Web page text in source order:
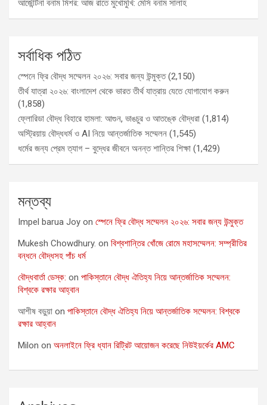
আর্জেন্টিনা বনাম মিশর: আজ রাতে মুখোমুখি: মেসি বনাম সালাহ
সর্বাধিক পঠিত
স্পেনে ফ্রি বৌদ্ধ সম্মেলন ২০২৬: সবার জন্য উন্মুক্ত (2,150)
তীর্থ যাত্রা ২০২৬: বাংলাদেশ থেকে ভারত তীর্থ যাত্রায় যেতে যোগাযোগ করুন
(1,858)
ফ্লোরিডা বৌদ্ধ বিহারে হামলা: আগুন, ভাঙচুর ও আতঙ্কে বৌদ্ধরা (1,814)
অস্ট্রিয়ায় বৌদ্ধধর্ম ও AI নিয়ে আন্তর্জাতিক সম্মেলন (1,545)
ধর্মের জন্য প্রেম ত্যাগ – বুদ্ধের জীবনে অনন্ত শান্তির শিক্ষা (1,429)
মন্তব্য
Impel barua Joy on স্পেনে ফ্রি বৌদ্ধ সম্মেলন ২০২৬: সবার জন্য উন্মুক্ত
Mukesh Chowdhury. on বিশ্বশান্তির খোঁজে রোমে মহাসম্মেলন: সম্প্রীতির
বন্ধনে বৌদ্ধসহ পাঁচ ধর্ম
বৌদ্ধবার্তা ডেস্ক: on পাকিস্তানে বৌদ্ধ ঐতিহ্য নিয়ে আন্তর্জাতিক সম্মেলন:
বিশ্বকে রক্ষার আহ্বান
আশীষ বড়ুয়া on পাকিস্তানে বৌদ্ধ ঐতিহ্য নিয়ে আন্তর্জাতিক সম্মেলন: বিশ্বকে
রক্ষার আহ্বান
Milon on অনলাইনে ফ্রি ধ্যান রিট্রিট আয়োজন করেছে নিউইয়র্কের AMC